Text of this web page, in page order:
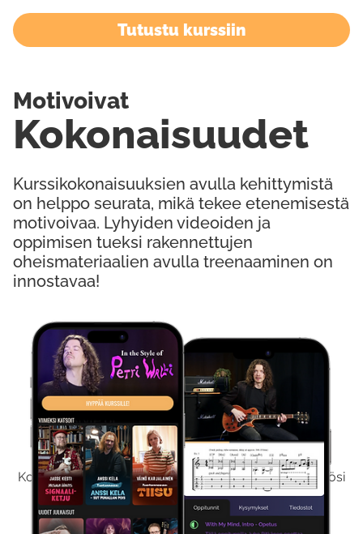
Kokeile Ilmaiseksi
Kokeilemalla ilmaiseksi saat koko sisältömme käyttöösi
viikon ajaksi.
Tutustu kurssiin
Kurssikokonaisuuksien avulla kehittymistä
on helppo seurata, mikä tekee etenemisestä
motivoivaa. Lyhyiden videoiden ja
oppimisen tueksi rakennettujen
oheismateriaalien avulla treenaaminen on
innostavaa!
Kokonaisuudet
Motivoivat